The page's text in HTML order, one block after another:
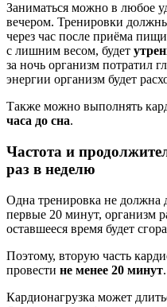
Заниматься можно в любое
вечером. Тренировки
через час после приёма
с лишним весом, будет
за ночь организм потратил
энергии организм будет
Также можно выполнять
часа до сна.
Частота и
раз в неделю
Одна тренировка не должна
первые 20 минут, организм
оставшееся время будет
Поэтому, вторую часть
провести не менее 20 минут.
Кардионагрузка может